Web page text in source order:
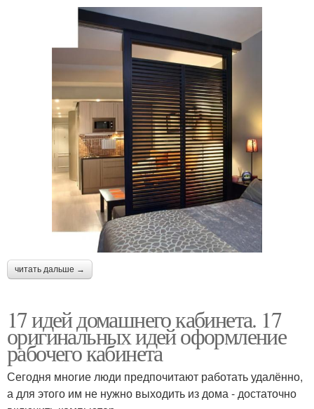
читать дальше →
17 идей домашнего кабинета. 17
оригинальных идей оформление
рабочего кабинета
Сегодня многие люди предпочитают работать удалённо,
а для этого им не нужно выходить из дома - достаточно